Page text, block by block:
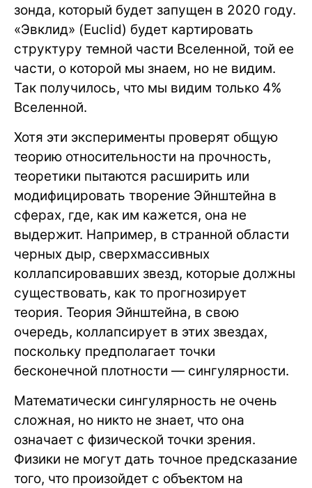
зонда, который будет запущен в 2020 году.
«Эвклид» (Euclid) будет картировать
структуру темной части Вселенной, той ее
части, о которой мы знаем, но не видим.
Так получилось, что мы видим только 4%
Вселенной.
Хотя эти эксперименты проверят общую
теорию относительности на прочность,
теоретики пытаются расширить или
модифицировать творение Эйнштейна в
сферах, где, как им кажется, она не
выдержит. Например, в странной области
черных дыр, сверхмассивных
коллапсировавших звезд, которые должны
существовать, как то прогнозирует
теория. Теория Эйнштейна, в свою
очередь, коллапсирует в этих звездах,
поскольку предполагает точки
бесконечной плотности — сингулярности.
Математически сингулярность не очень
сложная, но никто не знает, что она
означает с физической точки зрения.
Физики не могут дать точное предсказание
того, что произойдет с объектом на